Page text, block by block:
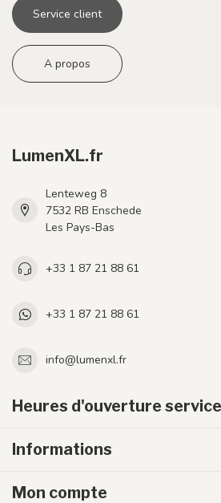
Service client
A propos
LumenXL.fr
Lenteweg 8
7532 RB Enschede
Les Pays-Bas
+33 1 87 21 88 61
+33 1 87 21 88 61
info@lumenxl.fr
Heures d'ouverture
Informations
Mon compte